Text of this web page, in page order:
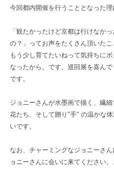
今回都内開催を行うこととなった理
「観たかったけど京都は行けなか
の？」ってお声をたくさん頂いた
もう少し育てたいねって気持ちに
なったから。です。巡回展を喜ん
です。
ジョニーさんが水墨画で描く、繊
花たち、そして贈り"手" の温かな
いです。
なお、チャーミングなジョニーさ
ョニーさんに会いに来てください。